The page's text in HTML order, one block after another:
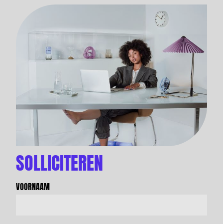
SOLLICITEREN
VOORNAAM